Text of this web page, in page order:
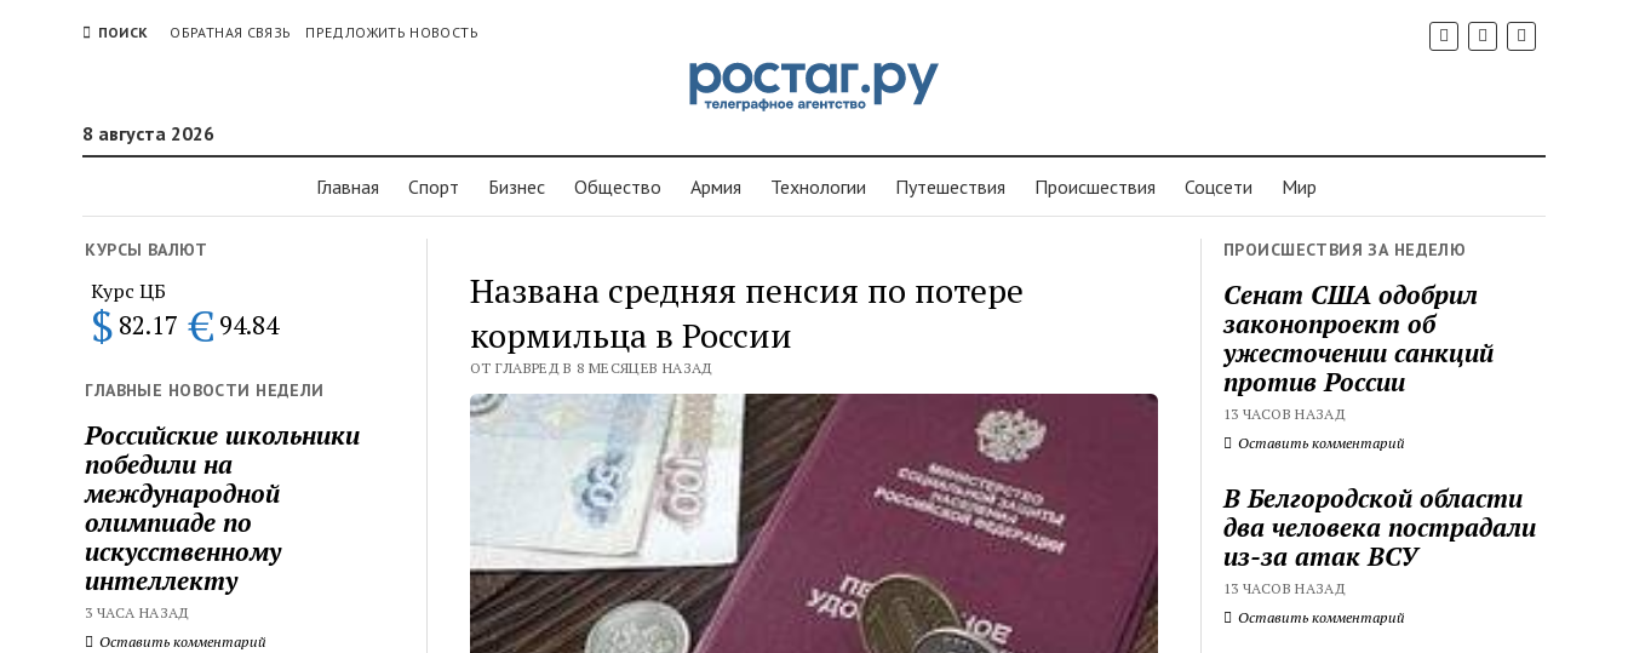
ПОИСК ОБРАТНАЯ СВЯЗЬ ПРЕДЛОЖИТЬ НОВОСТЬ
8 августа 2026
Главная Спорт Бизнес Общество Армия Технологии Путешествия Проиcшествия Соцсети Мир
КУРСЫ ВАЛЮТ
Курс ЦБ
$ 82.17 € 94.84
ГЛАВНЫЕ НОВОСТИ НЕДЕЛИ
Российские школьники
победили на
международной
олимпиаде по
искусственному
интеллекту
3 ЧАСА НАЗАД
Оставить комментарий
Названа средняя пенсия по потере
кормильца в России
ОТ ГЛАВРЕД В 8 МЕСЯЦЕВ НАЗАД
ПРОИСШЕСТВИЯ ЗА НЕДЕЛЮ
Сенат США одобрил
законопроект об
ужесточении санкций
против России
13 ЧАСОВ НАЗАД
Оставить комментарий
В Белгородской области
два человека пострадали
из-за атак ВСУ
13 ЧАСОВ НАЗАД
Оставить комментарий